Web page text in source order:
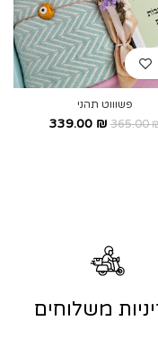
פשוווט תהני
365.00
339.00 ₪
משלוחים